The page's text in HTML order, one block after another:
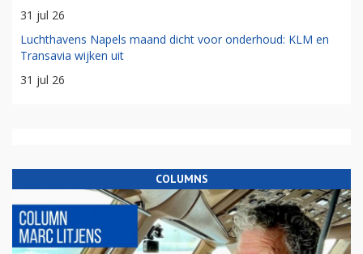
31 jul 26
Luchthavens Napels maand dicht voor onderhoud: KLM en
Transavia wijken uit
31 jul 26
COLUMNS